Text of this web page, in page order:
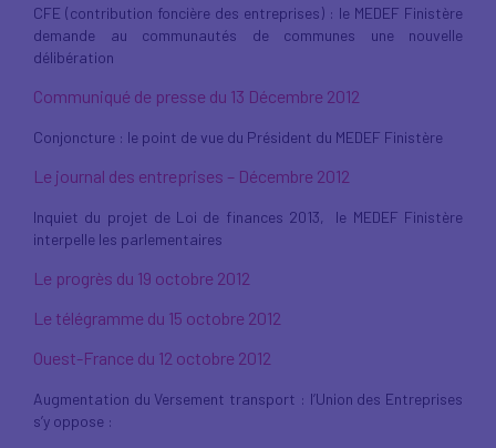
CFE (contribution foncière des entreprises) : le MEDEF Finistère
demande au communautés de communes une nouvelle
délibération
Communiqué de presse du 13 Décembre 2012
Conjoncture : le point de vue du Président du MEDEF Finistère
Le journal des entreprises – Décembre 2012
Inquiet du projet de Loi de finances 2013, le MEDEF Finistère
interpelle les parlementaires
Le progrès du 19 octobre 2012
Le télégramme du 15 octobre 2012
Ouest-France du 12 octobre 2012
Augmentation du Versement transport : l’Union des Entreprises
s’y oppose :